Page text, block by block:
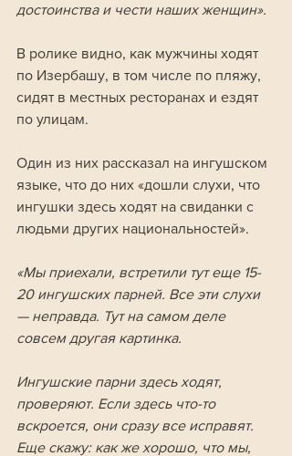
достоинства и чести наших женщин».
В ролике видно, как мужчины ходят
по Изербашу, в том числе по пляжу,
сидят в местных ресторанах и ездят
по улицам.
Один из них рассказал на ингушском
языке, что до них «дошли слухи, что
ингушки здесь ходят на свиданки с
людьми других национальностей».
«Мы приехали, встретили тут еще 15-
20 ингушских парней. Все эти слухи
— неправда. Тут на самом деле
совсем другая картинка.
Ингушские парни здесь ходят,
проверяют. Если здесь что-то
вскроется, они сразу все исправят.
Еще скажу: как же хорошо, что мы,